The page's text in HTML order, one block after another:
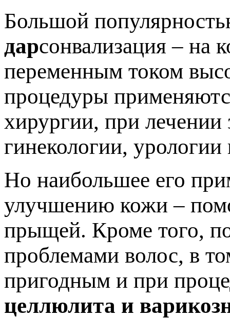
Большой
дарсонвализация – на
переменным током
процедуры
хирургии, при лечении
гинекологии, урологии
Но наибольшее его
улучшению кожи –
прыщей. Кроме того,
проблемами волос, в
пригодным и при
целлюлита и